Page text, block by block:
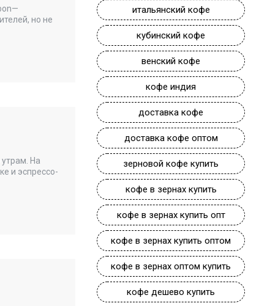
но не
На
и эспрессо-
итальянский кофе
кубинский кофе
венский кофе
кофе индия
доставка кофе
доставка кофе оптом
зерновой кофе купить
кофе в зернах купить
кофе в зернах купить опт
кофе в зернах купить оптом
кофе в зернах оптом купить
кофе дешево купить